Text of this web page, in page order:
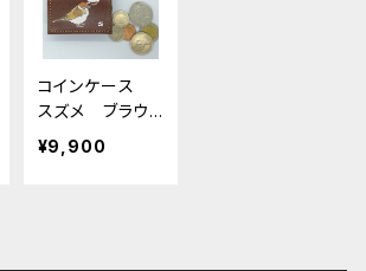
コインケース
スズメ ブラウ
ン 栃木レザ
ー 雀 すず
¥9,900